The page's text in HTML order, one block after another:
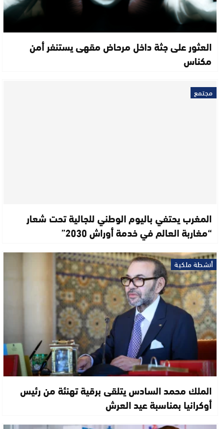
العثور على جثة داخل مرحاض مقهى يستنفر أمن
مكناس
مجتمع
المغرب يحتفي باليوم الوطني للجالية تحت شعار
“مغاربة العالم في خدمة أوراش 2030”
أنشطة ملكية
الملك محمد السادس يتلقى برقية تهنئة من رئيس
أوكرانيا بمناسبة عيد العرش